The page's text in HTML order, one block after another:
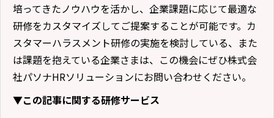
培ってきたノウハウを活かし、企業課題に応じて最適な
研修をカスタマイズしてご提案することが可能です。カ
スタマーハラスメント研修の実施を検討している、また
は課題を抱えている企業さまは、この機会にぜひ株式会
社パソナHRソリューションにお問い合わせください。
▼この記事に関する研修サービス